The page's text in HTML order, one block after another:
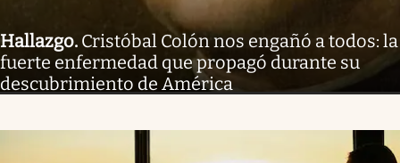
Hallazgo. Cristóbal Colón nos engañó a todos: la
fuerte enfermedad que propagó durante su
descubrimiento de América